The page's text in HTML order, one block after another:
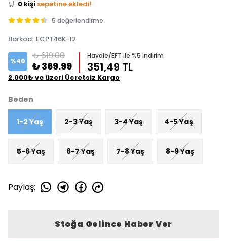
🛒 0 kişi sepetine ekledi!
✅
Bugün 0 adet5 değerlendirme
Barkod: ECPT46K-12
%40 ₺ 619.00
₺ 369.99
Havale/EFT ile %5 indirim
351,49 TL
2.000₺ ve üzeri Ücretsiz Kargo
Beden
1-2 Yaş 2-3 Yaş 3-4 Yaş 4-5 Yaş
5-6 Yaş 6-7 Yaş 7-8 Yaş 8-9 Yaş
Paylaş:
Stoğa Gelince Haber Ver